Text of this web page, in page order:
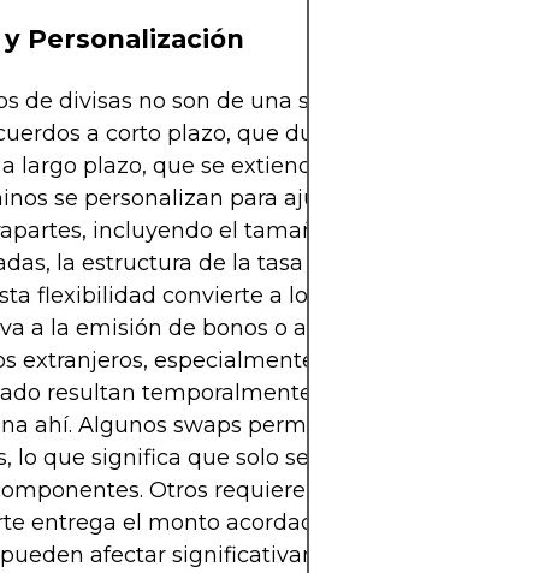
Personalización
de divisas no son de una sola talla. Los plazos
a corto plazo, que duran unos pocos
largo plazo, que se extienden durante 10 años
se personalizan para ajustarse a las
incluyendo el tamaño nominal, las
la estructura de la tasa de interés y el
flexibilidad convierte a los swaps en una
a la emisión de bonos o al endeudamiento
extranjeros, especialmente cuando las
resultan temporalmente desfavorables. La
ahí. Algunos swaps permiten compensar los
lo que significa que solo se paga la diferencia
Otros requieren pagos brutos, en
entrega el monto acordado en su totalidad.
afectar significativamente la